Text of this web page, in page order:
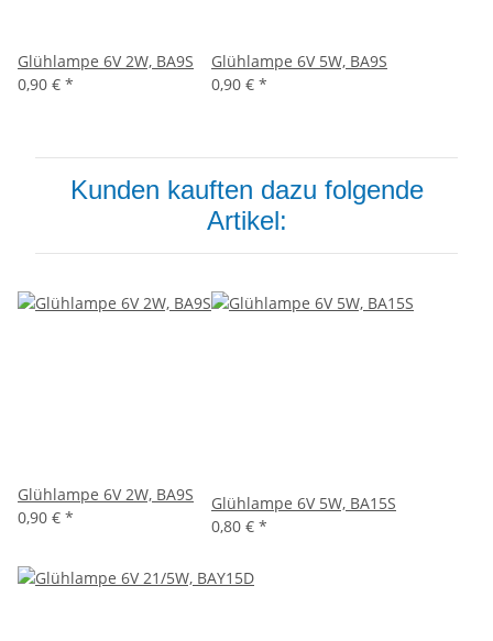
Glühlampe 6V 2W, BA9S
0,90 € *
Glühlampe 6V 5W, BA9S
0,90 € *
Kunden kauften dazu folgende
Artikel:
Glühlampe 6V 2W, BA9S
0,90 € *
Glühlampe 6V 5W, BA15S
0,80 € *